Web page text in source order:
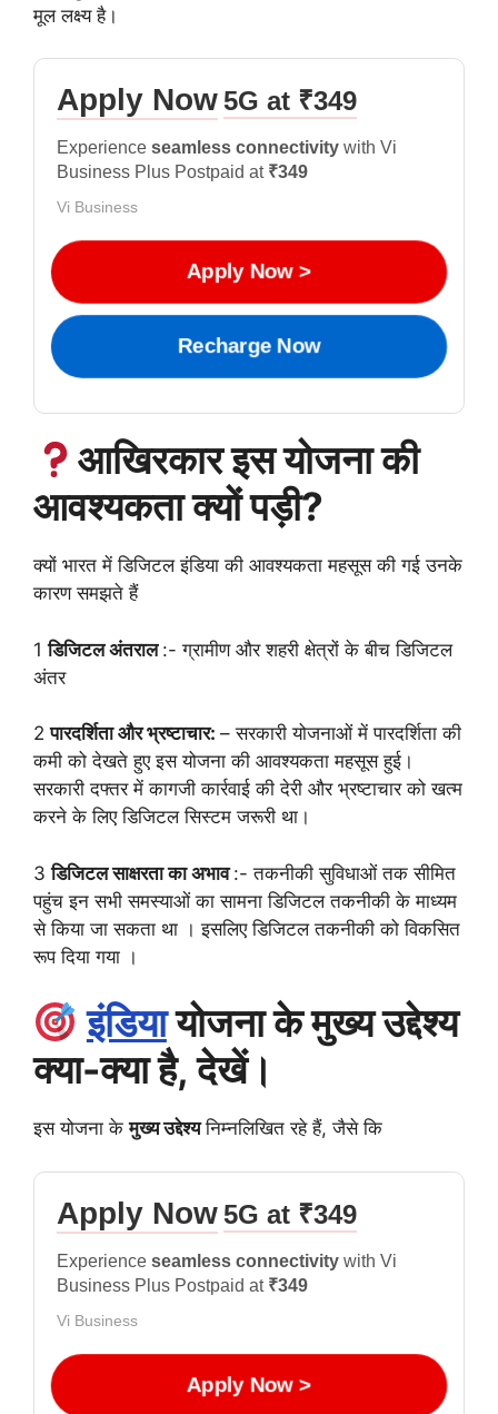
मूल लक्ष्य है।
Apply Now5G at ₹349
Experience seamless connectivity with Vi
Business Plus Postpaid at ₹349
Vi Business
Apply Now >
Recharge Now
आखिरकार इस योजना की
आवश्यकता क्यों पड़ी?
क्यों भारत में डिजिटल इंडिया की आवश्यकता महसूस की गई उनके
कारण समझते हैं
1डिजिटल अंतराल :- ग्रामीण और शहरी क्षेत्रों के बीच डिजिटल
अंतर
2पारदर्शिता और भ्रष्टाचार: – सरकारी योजनाओं में पारदर्शिता की
कमी को देखते हुए इस योजना की आवश्यकता महसूस हुई।
सरकारी दफ्तर में कागजी कार्रवाई की देरी और भ्रष्टाचार को खत्म
करने के लिए डिजिटल सिस्टम जरूरी था।
3डिजिटल साक्षरता का अभाव:- तकनीकी सुविधाओं तक सीमित
पहुंच इन सभी समस्याओं का सामना डिजिटल तकनीकी के माध्यम
से किया जा सकता था । इसलिए डिजिटल तकनीकी को विकसित
रूप दिया गया ।
इंडियायोजना के मुख्य उद्देश्य
क्या-क्या है, देखें।
इस योजना केमुख्य उद्देश्यनिम्नलिखित रहे हैं, जैसे कि
Apply Now5G at ₹349
Experience seamless connectivity with Vi
Business Plus Postpaid at ₹349
Vi Business
Apply Now >